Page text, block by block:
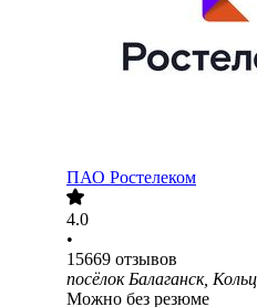
ПАО Ростелеком
4.0
•
15669 отзывов
посёлок Балаганск,
Можно без резюме